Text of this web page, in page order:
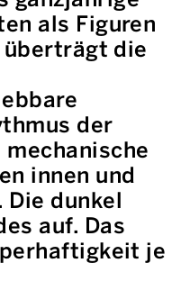
als Figuren
überträgt die
der
innen und
dunkel
auf. Das
je